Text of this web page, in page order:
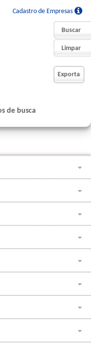
Cadastro de Empresas
de busca